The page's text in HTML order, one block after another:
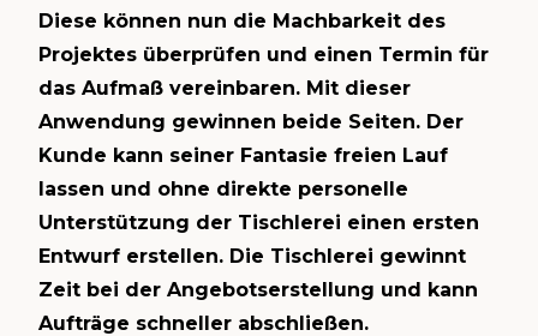
Diese können nun die Machbarkeit des
Projektes überprüfen und einen Termin für
das Aufmaß vereinbaren. Mit dieser
Anwendung gewinnen beide Seiten. Der
Kunde kann seiner Fantasie freien Lauf
lassen und ohne direkte personelle
Unterstützung der Tischlerei einen ersten
Entwurf erstellen. Die Tischlerei gewinnt
Zeit bei der Angebotserstellung und kann
Aufträge schneller abschließen.